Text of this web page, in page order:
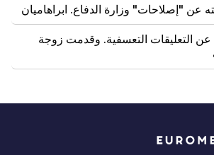
عن "إصلاحات" وزارة الدفاع. ابراهاميان
عن التعليقات التعسفية. وقدمت زوجة